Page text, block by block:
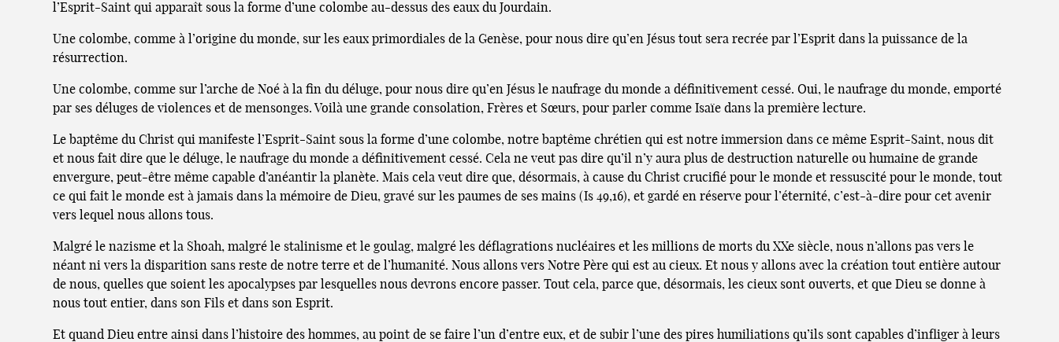
l’Esprit-Saint qui apparaît sous la forme d’une colombe au-dessus des eaux du Jourdain.
Une colombe, comme à l’origine du monde, sur les eaux primordiales de la Genèse, pour nous dire qu’en Jésus tout sera recrée par l’Esprit dans la puissance de la
résurrection.
Une colombe, comme sur l’arche de Noé à la fin du déluge, pour nous dire qu’en Jésus le naufrage du monde a définitivement cessé. Oui, le naufrage du monde, emporté
par ses déluges de violences et de mensonges. Voilà une grande consolation, Frères et Sœurs, pour parler comme Isaïe dans la première lecture.
Le baptême du Christ qui manifeste l’Esprit-Saint sous la forme d’une colombe, notre baptême chrétien qui est notre immersion dans ce même Esprit-Saint, nous dit
et nous fait dire que le déluge, le naufrage du monde a définitivement cessé. Cela ne veut pas dire qu’il n’y aura plus de destruction naturelle ou humaine de grande
envergure, peut-être même capable d’anéantir la planète. Mais cela veut dire que, désormais, à cause du Christ crucifié pour le monde et ressuscité pour le monde, tout
ce qui fait le monde est à jamais dans la mémoire de Dieu, gravé sur les paumes de ses mains (Is 49,16), et gardé en réserve pour l’éternité, c’est-à-dire pour cet avenir
vers lequel nous allons tous.
Malgré le nazisme et la Shoah, malgré le stalinisme et le goulag, malgré les déflagrations nucléaires et les millions de morts du XXe siècle, nous n’allons pas vers le
néant ni vers la disparition sans reste de notre terre et de l’humanité. Nous allons vers Notre Père qui est au cieux. Et nous y allons avec la création tout entière autour
de nous, quelles que soient les apocalypses par lesquelles nous devrons encore passer. Tout cela, parce que, désormais, les cieux sont ouverts, et que Dieu se donne à
nous tout entier, dans son Fils et dans son Esprit.
Et quand Dieu entre ainsi dans l’histoire des hommes, au point de se faire l’un d’entre eux, et de subir l’une des pires humiliations qu’ils sont capables d’infliger à leurs